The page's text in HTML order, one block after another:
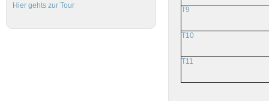
Hier gehts zur Tour
T9
T10
T11